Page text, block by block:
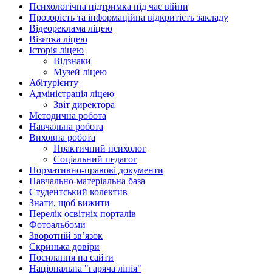
Психологічна підтримка під час війни
Прозорість та інформаційна відкритість закладу
Відеореклама ліцею
Візитка ліцею
Історія ліцею
Відзнаки
Музей ліцею
Абітурієнту
Адміністрація ліцею
Звіт директора
Методична робота
Навчальна робота
Виховна робота
Практичний психолог
Соціальний педагог
Нормативно-правові документи
Навчально-матеріальна база
Студентський колектив
Знати, щоб вижити
Перелік освітніх порталів
Фотоальбоми
Зворотній зв’язок
Скринька довіри
Посилання на сайти
Національна "гаряча лінія"